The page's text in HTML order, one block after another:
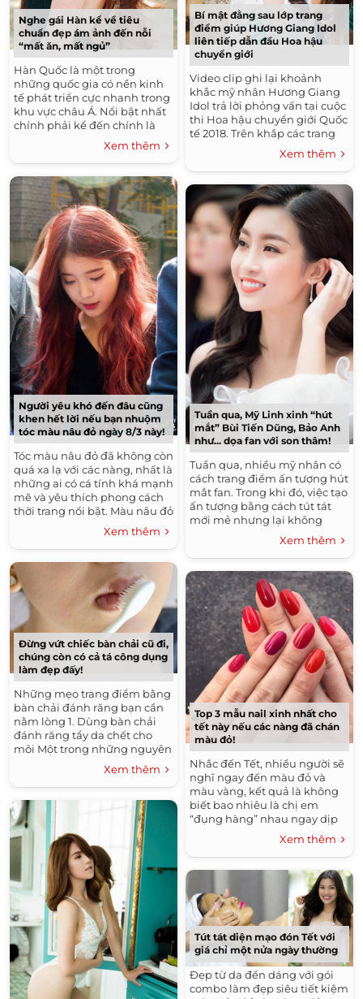
Nghe gái Hàn kể về tiêu
chuẩn đẹp ám ảnh đến nỗi
“mất ăn, mất ngủ”
Hàn Quốc là một trong
những quốc gia có nền kinh
tế phát triển cực nhanh trong
khu vực châu Á. Nổi bật nhất
chính phải kể đến chính là
ngành công nghiệp giải trí và
thẩm mĩ, làm đẹp. Có...
Xem thêm
Người yêu khó đến đâu cũng
khen hết lời nếu bạn nhuộm
tóc màu nâu đỏ ngày 8/3 này!
Tóc màu nâu đỏ đã không còn
quá xa lạ với các nàng, nhất là
những ai có cá tính khá mạnh
mẽ và yêu thích phong cách
thời trang nổi bật. Màu nâu đỏ
là sự trung hoà giữa hai gam
Xem thêm
Đừng vứt chiếc bàn chải cũ đi,
chúng còn có cả tá công dụng
làm đẹp đấy!
Những mẹo trang điểm bằng
bàn chải đánh răng bạn cần
nằm lòng 1. Dùng bàn chải
đánh răng tẩy da chết cho
môi Một trong những nguyên
nhân lớn nhất gây nên tình
Xem thêm
Bí mật đằng sau lớp trang
điểm giúp Hương Giang Idol
liên tiếp dẫn đầu Hoa hậu
chuyển giới
Video clip ghi lại khoảnh
khắc mỹ nhân Hương Giang
Idol trả lời phỏng vấn tại cuộc
thi Hoa hậu chuyển giới Quốc
tế 2018. Trên khắp các trang
mạng xã hội và diễn đàn
Xem thêm
Tuần qua, Mỹ Linh xinh “hút
mắt” Bùi Tiến Dũng, Bảo Anh
như... dọa fan với son thâm!
Tuần qua, nhiều mỹ nhân có
cách trang điểm ấn tượng hút
mắt fan. Trong khi đó, việc tạo
ấn tượng bằng cách tút tát
mới mẻ nhưng lại không
được đánh giá cao khiến
không ít ngôi sao bị...
Xem thêm
Top 3 mẫu nail xinh nhất cho
tết này nếu các nàng đã chán
màu đỏ!
Nhắc đến Tết, nhiều người sẽ
nghĩ ngay đến màu đỏ và
màu vàng, kết quả là không
biết bao nhiêu là chị em
“đụng hàng” nhau ngay dịp
đầu năm mới. Màu đỏ rất đẹp,
Xem thêm
Tút tát diện mạo đón Tết với
giá chỉ một nửa ngày thường
Đẹp từ da đến dáng với gói
combo làm đẹp siêu tiết kiệm